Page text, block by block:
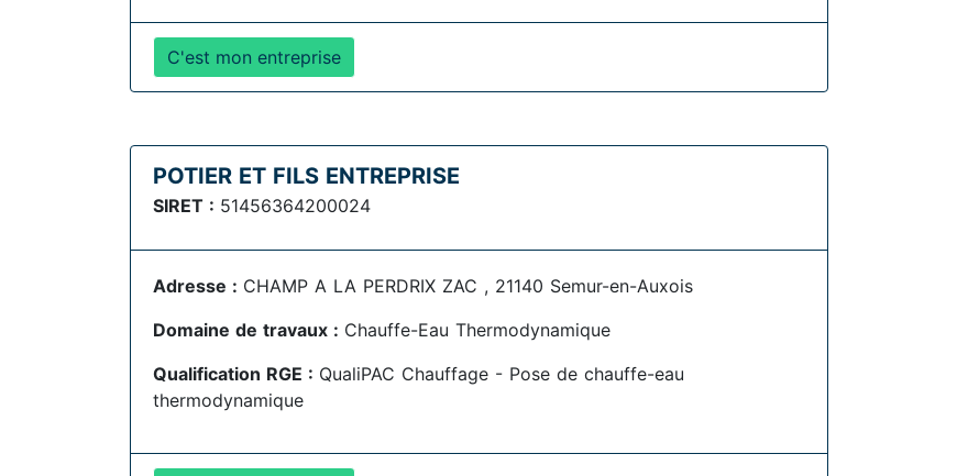
C'est mon entreprise
POTIER ET FILS ENTREPRISE
SIRET : 51456364200024
Adresse : CHAMP A LA PERDRIX ZAC , 21140 Semur-en-Auxois
Domaine de travaux : Chauffe-Eau Thermodynamique
Qualification RGE : QualiPAC Chauffage - Pose de chauffe-eau
thermodynamique